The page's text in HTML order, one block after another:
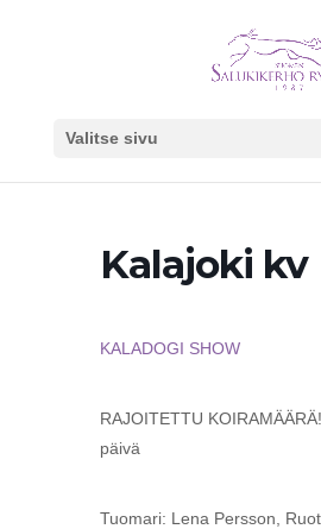
Valitse sivu
Kalajoki kv
KALADOGI SHOW
RAJOITETTU
päivä
Tuomari: Lena Persson,